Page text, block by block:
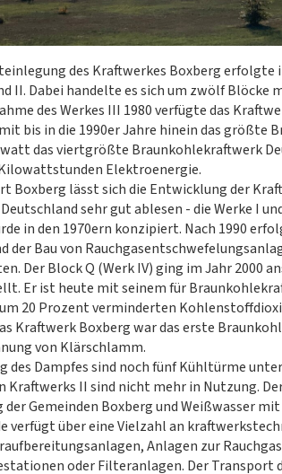
des Kraftwerkes Boxberg
II. Dabei handelte es sich um zwölf
des Werkes III 1980 verfügte das
bis in die 1990er Jahre hinein das größte
das viertgrößte Braunkohlekraftwerk
Elektroenergie.
Boxberg lässt sich die Entwicklung der
sehr gut ablesen - die Werke I
in den 1970ern konzipiert. Nach 1990
der Bau von
Der Block Q (Werk IV) ging im Jahr 2000
Er ist heute mit seinem für
20 Prozent verminderten
Kraftwerk Boxberg war das erste
von Klärschlamm.
des Dampfes sind noch fünf Kühltürme
Kraftwerks II sind nicht mehr in Nutzung.
der Gemeinden Boxberg und Weißwasser
verfügt über eine Vielzahl an
Anlagen zur
oder Filteranlagen. Der Transport